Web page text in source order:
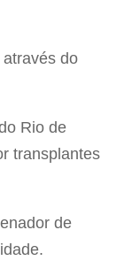
do
Rio de
transplantes
de